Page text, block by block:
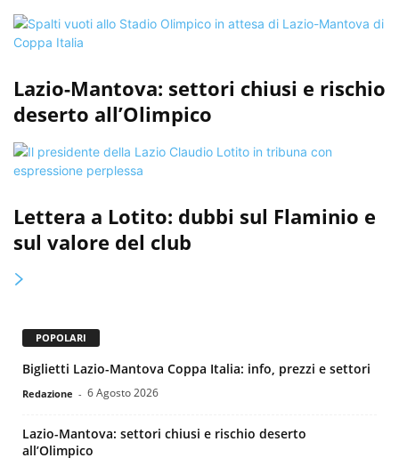
Lazio-Mantova: settori chiusi e rischio
deserto all’Olimpico
Lettera a Lotito: dubbi sul Flaminio e
sul valore del club
POPOLARI
Biglietti Lazio-Mantova Coppa Italia: info, prezzi e settori
Redazione - 6 Agosto 2026
Lazio-Mantova: settori chiusi e rischio deserto
all’Olimpico